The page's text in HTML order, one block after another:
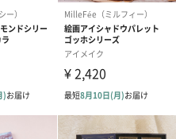
含む商品は、航空危険物に含まれ
することができません。そのため
使用する地域にお住まいのかたへ
便に変更するため1週間前後お届け
ございます。